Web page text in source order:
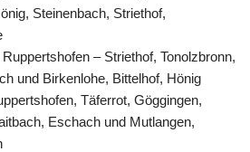
Steinenbach, Striethof,
– Striethof, Tonolzbronn,
und Birkenlohe, Bittelhof, Hönig
Täferrot, Göggingen,
Eschach und Mutlangen,